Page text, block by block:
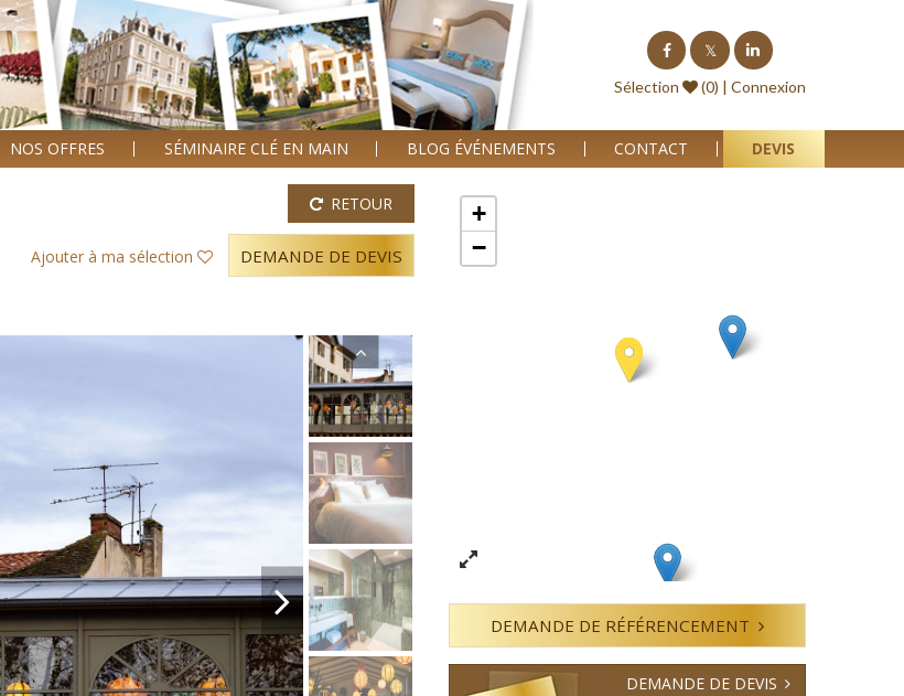
Sélection (0) | Connexion
NOS OFFRES SÉMINAIRE CLÉ EN MAIN BLOG ÉVÉNEMENTS CONTACT DEVIS
RETOUR
Ajouter à ma sélection DEMANDE DE DEVIS
+
−
DEMANDE DE RÉFÉRENCEMENT
DEMANDE DE DEVIS